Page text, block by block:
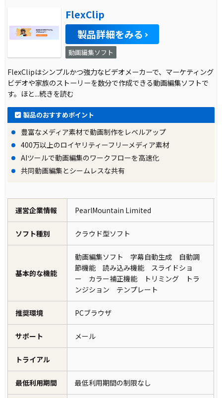
FlexClip
製品詳細をみる
動画編集ソフト
FlexClipはシンプルかつ強力なビデオメーカーで、マーケティング
ビデオや家族のストーリーを数分で作成できる動画編集ソフトで
す。ほと...続きを読む
製品のおすすめポイント
豊富なメディア素材で動画制作をレベルアップ
400万以上のロイヤリティーフリーメディア素材
AIツールで動画編集のワークフローを高速化
共同動画編集とシームレスな共有
運営企業情報 PearlMountain Limited
ソフト種別 クラウド型ソフト
基本的な機能
動画編集ソフト 字幕自動生成 自動調
節機能 読み込み機能 スライドショ
ー カラー補正機能 トリミング トラ
ンジション テンプレート
推奨環境 PCブラウザ
サポート メール
トライアル
最低利用期間 最低利用期間の制限なし